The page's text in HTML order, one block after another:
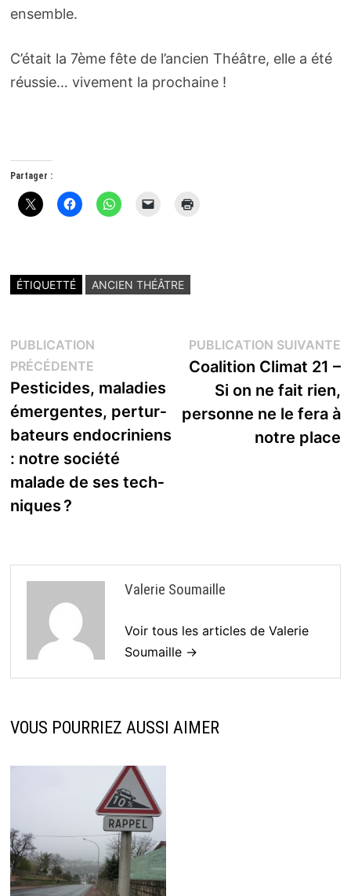
ensemble.
C’était la 7ème fête de l’ancien Théâtre, elle a été
réussie… vivement la prochaine !
Partager :
ÉTIQUETTÉ ANCIEN THÉÂTRE
Navigation
de
l’article
PUBLICATION
PRÉCÉDENTEPublication
précédente :
Pesti­­cides, mala­­dies
émer­­gentes, pertur­­
ba­­teurs endo­­cri­­niens
: notre société
malade de ses tech­­
niques ?
PUBLICATION SUIVANTE
Coalition Climat 21 –
Si on ne fait rien,
personne ne le fera à
notre place
Valerie Soumaille
Voir tous les articles de Valerie
Soumaille →
VOUS POURRIEZ AUSSI AIMER